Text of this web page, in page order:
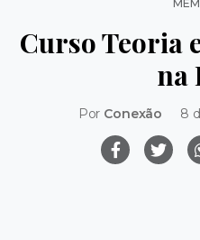
Curso Teoria
na
Por Conexão 8